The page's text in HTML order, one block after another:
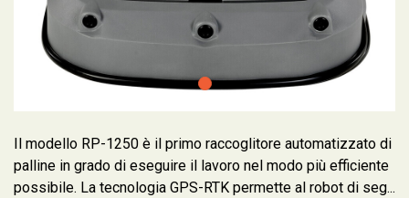
Il modello RP-1250 è il primo raccoglitore automatizzato di
palline in grado di eseguire il lavoro nel modo più efficiente
possibile. La tecnologia GPS-RTK permette al robot di seg...